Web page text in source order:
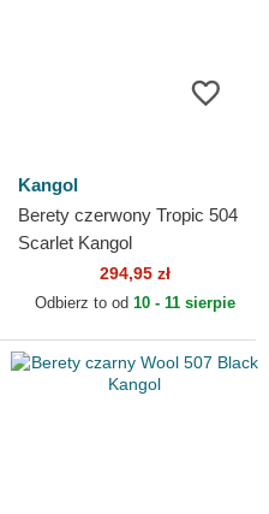
Kangol
Berety czerwony Tropic 504
Scarlet Kangol
294,95 zł
Odbierz to od 10 - 11 sierpie